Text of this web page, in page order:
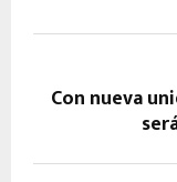
Con nueva